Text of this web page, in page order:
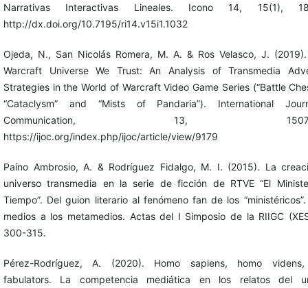
Narrativas Interactivas Lineales. Icono 14, 15(1),
http://dx.doi.org/10.7195/ri14.v15i1.1032
Ojeda, N., San Nicolás Romera, M. A. & Ros Velasco, J.
Warcraft Universe We Trust: An Analysis of Transmedia
Strategies in the World of Warcraft Video Game Series (“Battle
“Cataclysm” and “Mists of Pandaria”). International
Communication, 13, 1507-
https://ijoc.org/index.php/ijoc/article/view/9179
Paíno Ambrosio, A. & Rodríguez Fidalgo, M. I. (2015). La
universo transmedia en la serie de ficción de RTVE “El
Tiempo”. Del guion literario al fenómeno fan de los
medios a los metamedios. Actas del I Simposio de la RIIGC
300-315.
Pérez-Rodríguez, A. (2020). Homo sapiens, homo
fabulators. La competencia mediática en los relatos del